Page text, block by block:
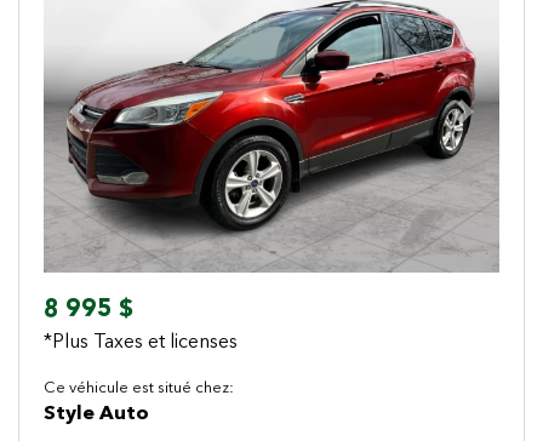
Previous Next
8 995 $
*Plus Taxes et licenses
Ce véhicule est situé chez:
Style Auto